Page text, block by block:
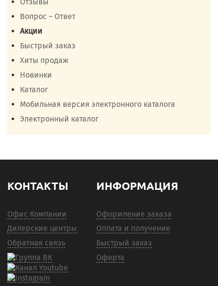
Вопрос – Ответ
Акции
Быстрый заказ
Хиты продаж
Новинки
Каталог
Мобильная версия электронного каталога
Электронный каталог
КОНТАКТЫ
Офис Компании
Дилерские центры
Обратная связь
ИНФОРМАЦИЯ
Оформление заказа
Оплата и получение
Быстрый заказ
Оферта